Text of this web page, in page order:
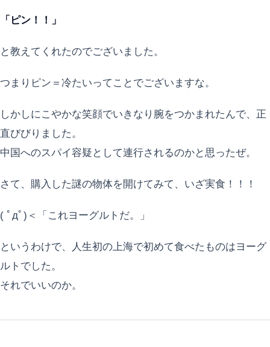
「ピン！！」
と教えてくれたのでございました。
つまりピン＝冷たいってことでございますな。
しかしにこやかな笑顔でいきなり腕をつかまれたんで、正
直びびりました。
中国へのスパイ容疑として連行されるのかと思ったぜ。
さて、購入した謎の物体を開けてみて、いざ実食！！！
( ﾟдﾟ)＜「これヨーグルトだ。」
というわけで、人生初の上海で初めて食べたものはヨーグ
ルトでした。
それでいいのか。